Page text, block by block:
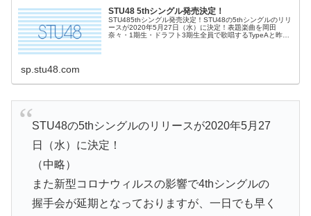
STU48 5thシングル発売決定！
STU485thシングル発売決定！STU48の5thシングルのリリ
ースが2020年5月27日（水）に決定！表題楽曲を岡田
奈々・1期生・ドラフト3期生全員で歌唱するTypeAと昨年
sp.stu48.com
STU48の5thシングルのリリースが2020年5月27
日（水）に決定！
（中略）
また新型コロナウィルスの影響で4thシングルの
握手会が延期となっておりますが、一日でも早く